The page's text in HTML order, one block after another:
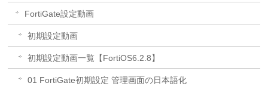
FortiGate設定動画
初期設定動画
初期設定動画一覧【FortiOS6.2.8】
01 FortiGate初期設定 管理画面の日本語化